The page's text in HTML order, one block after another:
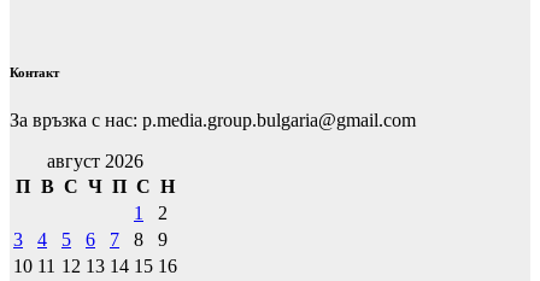
Контакт
За връзка с нас: p.media.group.bulgaria@gmail.com
август 2026
П В С Ч П С Н
1
2
3
4 5 6 7 8
9
10 11 12 13 14 15 16